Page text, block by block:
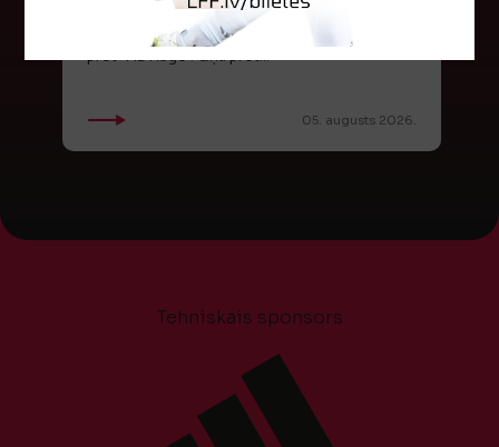
Women" trešdien aizvadīja UEFA Čempionu līgas
kvalifikācijas otrās kārtas pusfināla spēli Dānijā
05. augusts 2026.
Tehniskais sponsors